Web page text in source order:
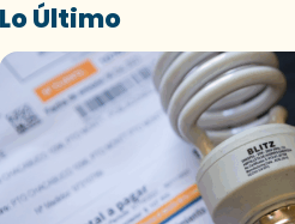
Lo Último